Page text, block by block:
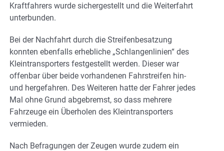
Kraftfahrers wurde sichergestellt und die Weiterfahrt
unterbunden.
Bei der Nachfahrt durch die Streifenbesatzung
konnten ebenfalls erhebliche „Schlangenlinien“ des
Kleintransporters festgestellt werden. Dieser war
offenbar über beide vorhandenen Fahrstreifen hin-
und hergefahren. Des Weiteren hatte der Fahrer jedes
Mal ohne Grund abgebremst, so dass mehrere
Fahrzeuge ein Überholen des Kleintransporters
vermieden.
Nach Befragungen der Zeugen wurde zudem ein